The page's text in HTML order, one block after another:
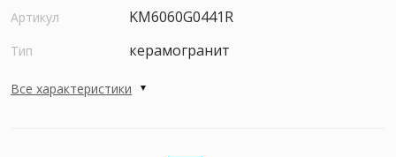
Артикул KM6060G0441R
Тип керамогранит
Все характеристики